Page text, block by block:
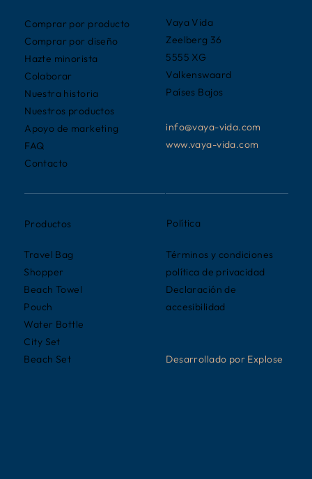
Vaya Vida
Zeelberg 36
5555 XG
Valkenswaard
Países Bajos
info@vaya-vida.com
www.vaya-vida.com
Comprar por producto
Comprar por diseño
Hazte minorista
Colaborar
Nuestra historia
Nuestros productos
Apoyo de marketing
FAQ
Contacto
Productos
Travel Bag
Shopper
Beach Towel
Pouch
Water Bottle
City Set
Beach Set
Política
Términos y condiciones
política de privacidad
Declaración de
accesibilidad
Desarrollado por Explose